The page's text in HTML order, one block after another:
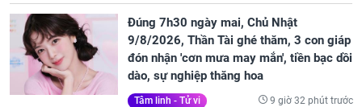
Đúng 7h30 ngày mai, Chủ Nhật
9/8/2026, Thần Tài ghé thăm, 3 con giáp
đón nhận 'cơn mưa may mắn', tiền bạc dồi
dào, sự nghiệp thăng hoa
Tâm linh - Tử vi 9 giờ 32 phút trước